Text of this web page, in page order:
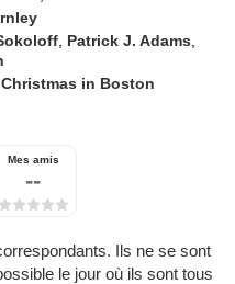
Patrick J. Adams
Christmas in Boston
Mes amis
--
Ils ne se sont
le jour où ils sont tous